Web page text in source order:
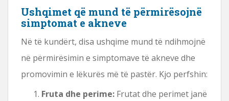
Ushqimet që mund të përmirësojnë
simptomat e akneve
Në të kundërt, disa ushqime mund të ndihmojnë
në përmirësimin e simptomave të akneve dhe
promovimin e lëkurës më të pastër. Kjo perfshin:
Fruta dhe perime: Frutat dhe perimet janë